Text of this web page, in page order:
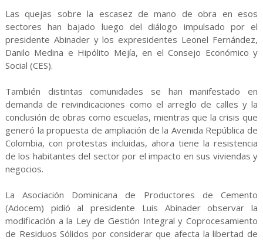
Las quejas sobre la escasez de mano de obra en esos
sectores han bajado luego del diálogo impulsado por el
presidente Abinader y los expresidentes Leonel Fernández,
Danilo Medina e Hipólito Mejía, en el Consejo Económico y
Social (CES).
También distintas comunidades se han manifestado en
demanda de reivindicaciones como el arreglo de calles y la
conclusión de obras como escuelas, mientras que la crisis que
generó la propuesta de ampliación de la Avenida República de
Colombia, con protestas incluidas, ahora tiene la resistencia
de los habitantes del sector por el impacto en sus viviendas y
negocios.
La Asociación Dominicana de Productores de Cemento
(Adocem) pidió al presidente Luis Abinader observar la
modificación a la Ley de Gestión Integral y Coprocesamiento
de Residuos Sólidos por considerar que afecta la libertad de